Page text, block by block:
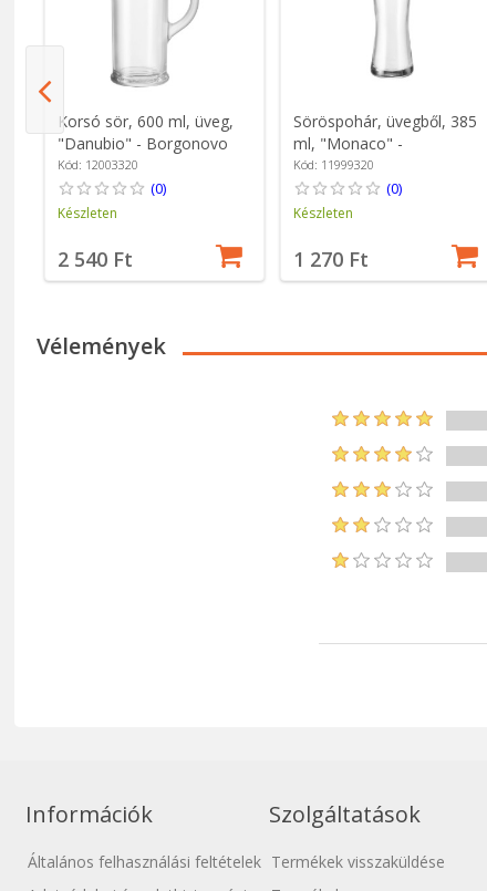
Korsó sör, 600 ml, üveg,
"Danubio" - Borgonovo
Kód: 12003320
(0)
Készleten
2 540 Ft
Söröspohár, üvegből, 385
ml, "Monaco" -
Borgonovo
Kód: 11999320
(0)
Készleten
1 270 Ft
Vélemények
Információk
Általános felhasználási feltételek
Szolgáltatások
Termékek visszaküldése